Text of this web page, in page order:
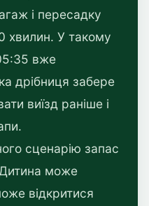
і пересадку
хвилин. У такому
вже
дрібниця забере
виїзд раніше і
сценарію запас
може
відкритися